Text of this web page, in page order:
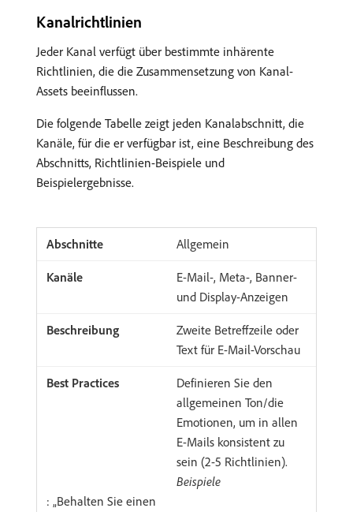
Kanalrichtlinien
Jeder Kanal verfügt über bestimmte inhärente
Richtlinien, die die Zusammensetzung von Kanal-
Assets beeinflussen.
Die folgende Tabelle zeigt jeden Kanalabschnitt, die
Kanäle, für die er verfügbar ist, eine Beschreibung des
Abschnitts, Richtlinien-Beispiele und
Beispielergebnisse.
Allgemein
E-Mail-, Meta-, Banner-
und Display-Anzeigen
Zweite Betreffzeile oder
Text für E-Mail-Vorschau
Definieren Sie den
allgemeinen Ton/die
Emotionen, um in allen
E-Mails konsistent zu
sein (2-5 Richtlinien).
Beispiele
: „Behalten Sie einen